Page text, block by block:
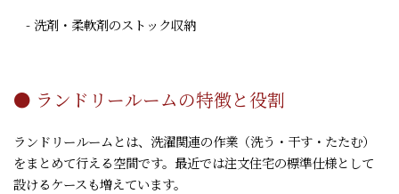
- 洗剤・柔軟剤のストック収納
● ランドリールームの特徴と役割
ランドリールームとは、洗濯関連の作業（洗う・干す・たたむ）
をまとめて行える空間です。最近では注文住宅の標準仕様として
設けるケースも増えています。